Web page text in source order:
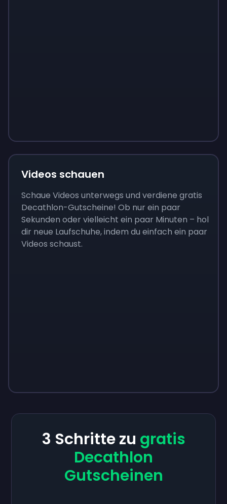
Videos schauen
Schaue Videos unterwegs und verdiene gratis
Decathlon-Gutscheine! Ob nur ein paar
Sekunden oder vielleicht ein paar Minuten – hol
dir neue Laufschuhe, indem du einfach ein paar
Videos schaust.
3 Schritte zu gratis
Decathlon
Gutscheinen